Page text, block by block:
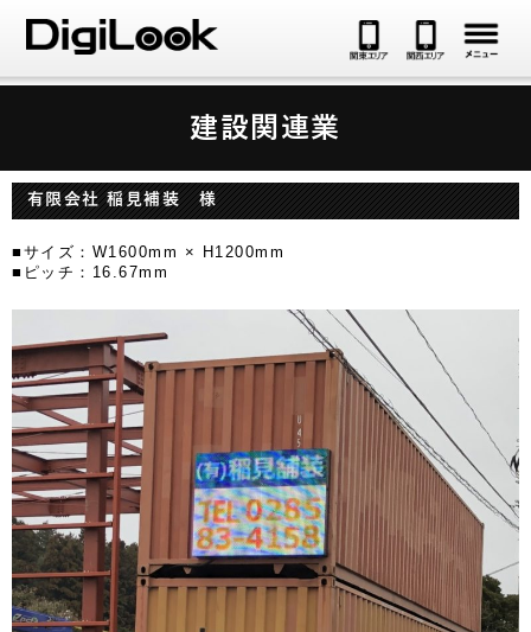
建設関連業
有限会社 稲見補装 様
■サイズ：W1600mm × H1200mm
■ピッチ：16.67mm